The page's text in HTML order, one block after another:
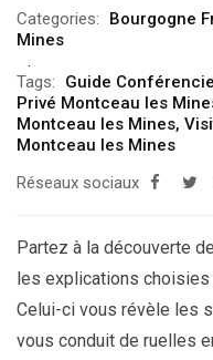
Categories: Bourgogne
Mines
Tags: Guide
Privé Montceau les
Montceau les Mines,
Montceau les Mines
Réseaux sociaux
Partez à la découverte
les explications
Celui-ci vous révèle les
vous conduit de ruelles